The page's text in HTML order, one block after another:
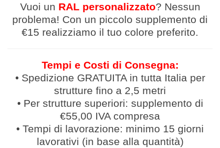
Vuoi un RAL personalizzato? Nessun
problema! Con un piccolo supplemento di
€15 realizziamo il tuo colore preferito.
Tempi e Costi di Consegna:
• Spedizione GRATUITA in tutta Italia per
strutture fino a 2,5 metri
• Per strutture superiori: supplemento di
€55,00 IVA compresa
• Tempi di lavorazione: minimo 15 giorni
lavorativi (in base alla quantità)